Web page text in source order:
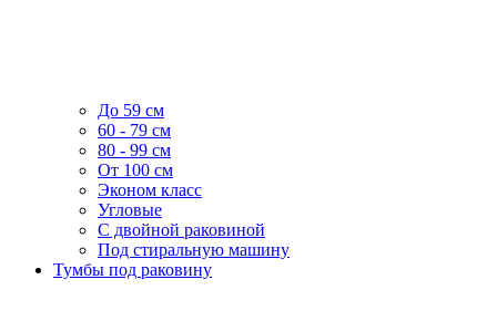
До 59 см
60 - 79 см
80 - 99 см
От 100 см
Эконом класс
Угловые
С двойной раковиной
Под стиральную машину
Тумбы под раковину